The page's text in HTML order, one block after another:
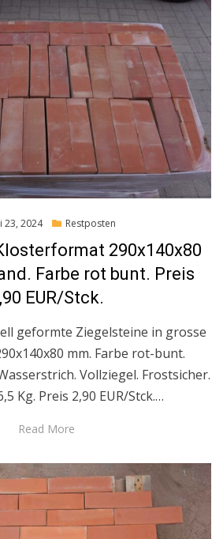
23, 2024 Restposten
290x140x80
Farbe rot bunt. Preis
EUR/Stck.
geformte Ziegelsteine in grosse
mm. Farbe rot-bunt.
Vollziegel. Frostsicher.
Kg. Preis 2,90 EUR/Stck.…
Read More